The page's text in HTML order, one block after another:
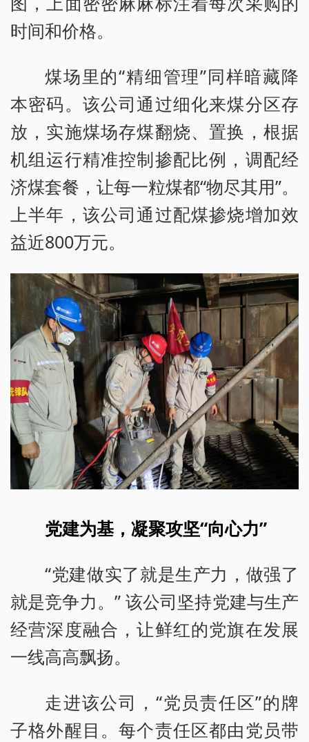
时间和价格。
煤场里的“精细管理”同样暗藏降
本密码。该公司通过细化来煤分区存
放，实施煤场存煤翻烧、置换，根据
机组运行精准控制掺配比例，调配经
济煤套餐，让每一粒煤都“物尽其用”。
上半年，该公司通过配煤掺烧增加效
益近800万元。
党建为基，凝聚攻坚“向心力”
“党建做实了就是生产力，做强了
就是竞争力。” 该公司坚持党建与生产
经营深度融合，让鲜红的党旗在发展
一线高高飘扬。
走进该公司，“党员责任区”的牌
子格外醒目。每个责任区都由党员带